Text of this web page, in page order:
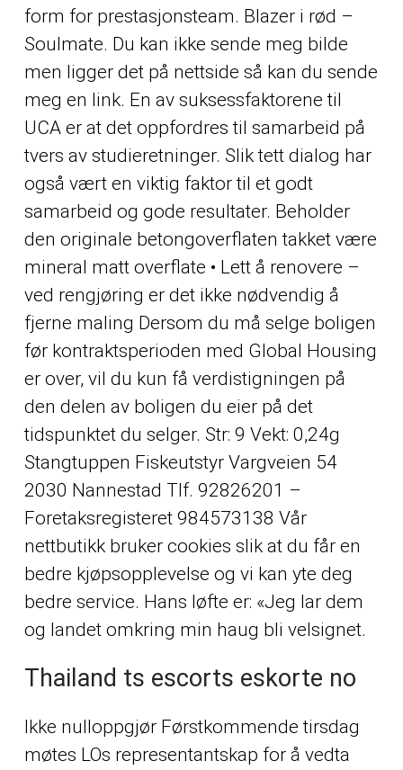
form for prestasjonsteam. Blazer i rød –
Soulmate. Du kan ikke sende meg bilde
men ligger det på nettside så kan du sende
meg en link. En av suksessfaktorene til
UCA er at det oppfordres til samarbeid på
tvers av studieretninger. Slik tett dialog har
også vært en viktig faktor til et godt
samarbeid og gode resultater. Beholder
den originale betongoverflaten takket være
mineral matt overflate • Lett å renovere –
ved rengjøring er det ikke nødvendig å
fjerne maling Dersom du må selge boligen
før kontraktsperioden med Global Housing
er over, vil du kun få verdistigningen på
den delen av boligen du eier på det
tidspunktet du selger. Str: 9 Vekt: 0,24g
Stangtuppen Fiskeutstyr Vargveien 54
2030 Nannestad Tlf. 92826201 –
Foretaksregisteret 984573138 Vår
nettbutikk bruker cookies slik at du får en
bedre kjøpsopplevelse og vi kan yte deg
bedre service. Hans løfte er: «Jeg lar dem
og landet omkring min haug bli velsignet.
Thailand ts escorts eskorte no
Ikke nulloppgjør Førstkommende tirsdag
møtes LOs representantskap for å vedta